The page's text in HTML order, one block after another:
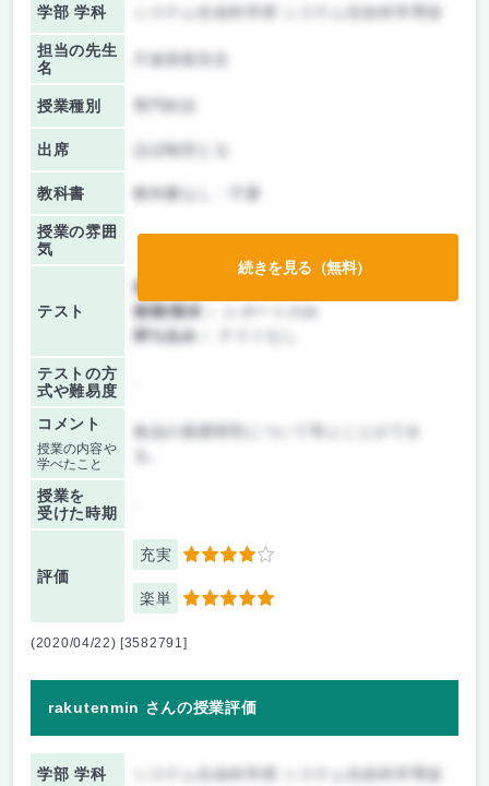
学部 学科 システム生命科学府 システム生命科学専攻
担当の先生
名
片倉喜範先生
授業種別
出席 ほぼ毎回とる
教科書 教科書なし・不要
授業の雰囲
気
テスト
前期/中間：
後期/期末：
持ち込み：
テストの方
式や難易度
コメント
授業の内容や
学べたこと
食品の基礎研究について学ぶことができ
授業を
受けた時期
評価
充実 4
楽単 5
続きを見る（無料）
(2020/04/22) [3582791]
rakutenmin さんの授業評価
学部 学科 システム生命科学府 システム生命科学専攻